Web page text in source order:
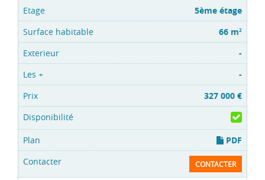
5ème étage
66 m2
-
-
327 000 €
PDF
CONTACTER